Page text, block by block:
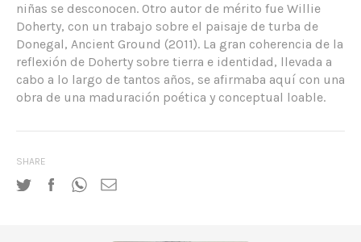
niñas se desconocen. Otro autor de mérito fue Willie
Doherty, con un trabajo sobre el paisaje de turba de
Donegal, Ancient Ground (2011). La gran coherencia de la
reflexión de Doherty sobre tierra e identidad, llevada a
cabo a lo largo de tantos años, se afirmaba aquí con una
obra de una maduración poética y conceptual loable.
SHARE